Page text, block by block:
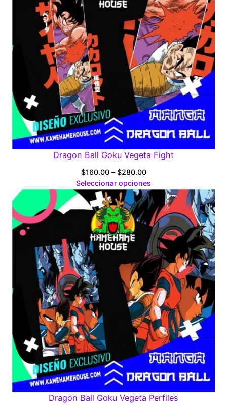
Dragon Ball Goku Vegeta Fight
$160.00 – $280.00Price
range:
$160.00
through
$280.00
Seleccionar opciones
Dragon Ball Goku Vegeta Perfiles